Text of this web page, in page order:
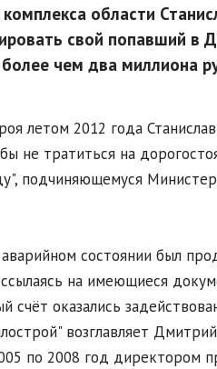
области
свой попавший в
чем два миллиона
летом 2012 года
не тратиться на
подчиняющемуся
состоянии был
на имеющиеся
оказались
возглавляет
по 2008 год директором